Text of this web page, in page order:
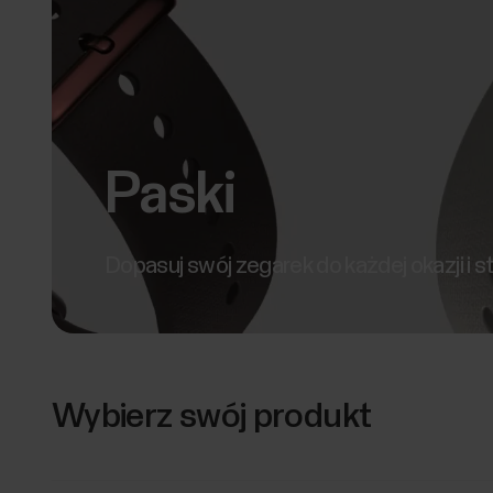
Paski
Dopasuj swój zegarek do każdej okazji i
Wybierz swój produkt